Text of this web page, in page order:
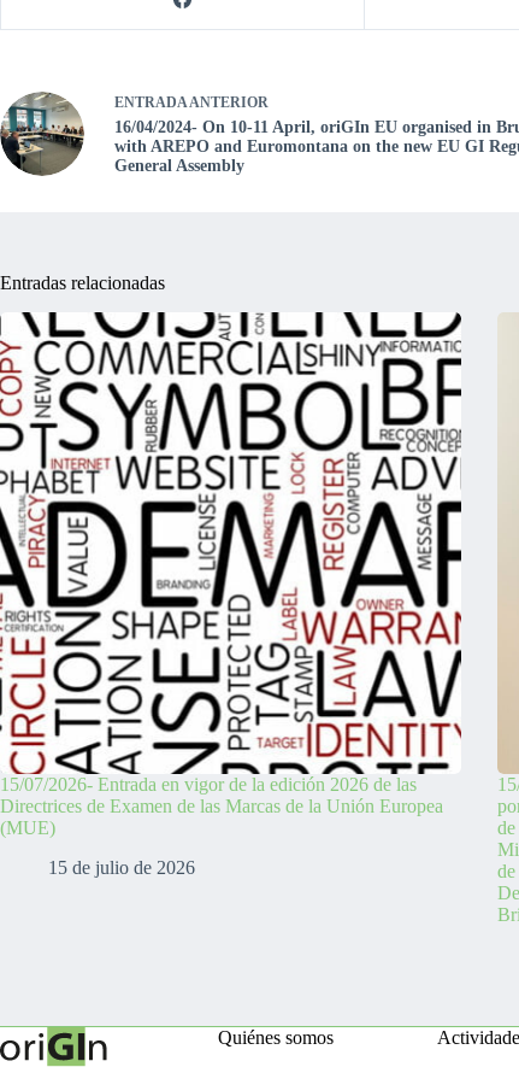
ENTRADAANTERIOR
16/04/2024- On 10-11 April, oriGIn EU organised in
with AREPO and Euromontana on the new EU GI
General Assembly
Entradas relacionadas
15/07/2026- Entrada en vigor de la edición 2026 de las
Directrices de Examen de las Marcas de la Unión Europea
(MUE)
15 de julio de 2026
Quiénes somos